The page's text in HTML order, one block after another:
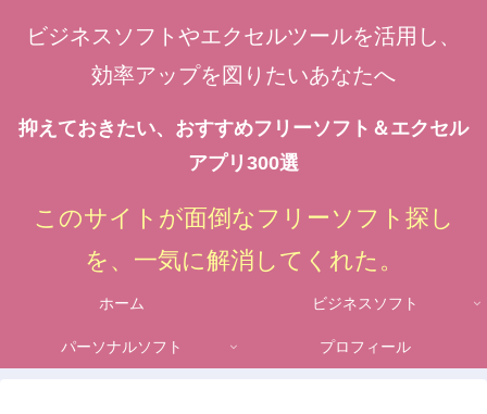
ビジネスソフトやエクセルツールを活用し、
効率アップを図りたいあなたへ
抑えておきたい、おすすめフリーソフト＆エクセル
アプリ300選
このサイトが面倒なフリーソフト探し
を、一気に解消してくれた。
ホーム ビジネスソフト
パーソナルソフト プロフィール